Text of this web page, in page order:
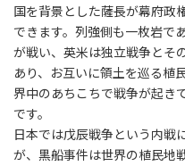
国を背景とした薩長が幕府政
できます。列強側も一枚岩で
が戦い、英米は独立戦争とそ
あり、お互いに領土を巡る植
界中のあちこちで戦争が起き
です。
日本では戊辰戦争という内戦
が、黒船事件は世界の植民地